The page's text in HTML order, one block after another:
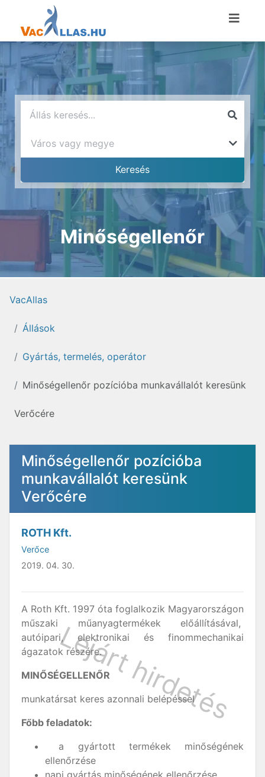
Minőségellenőr
VacAllas
Állások
Gyártás, termelés, operátor
Minőségellenőr pozícióba munkavállalót keresünk
Verőcére
Minőségellenőr pozícióba
munkavállalót keresünk
Verőcére
ROTH Kft.
Verőce
2019. 04. 30.
A Roth Kft. 1997 óta foglalkozik Magyarországon
műszaki műanyagtermékek előállításával,
autóipari, elektronikai és finommechanikai
ágazatok részére.
MINŐSÉGELLENŐR
munkatársat keres azonnali belépéssel
Főbb feladatok:
a gyártott termékek minőségének
ellenőrzése
napi gyártás minőségének ellenőrzése